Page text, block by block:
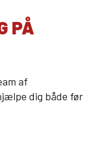
PÅ
af
dig både før